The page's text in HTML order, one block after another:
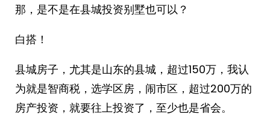
那，是不是在县城投资别墅也可以？
白搭！
县城房子，尤其是山东的县城，超过150万，我认
为就是智商税，选学区房，闹市区，超过200万的
房产投资，就要往上投资了，至少也是省会。